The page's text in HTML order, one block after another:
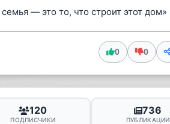
— это то, что строит этот дом»
0 0
120
ПОДПИСЧИКИ
736
ПУБЛИКАЦИИ